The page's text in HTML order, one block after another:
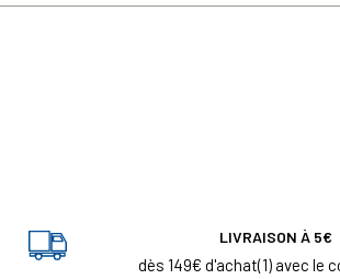
LIVRAISON À 5€
dès 149€ d'achat(1) avec le